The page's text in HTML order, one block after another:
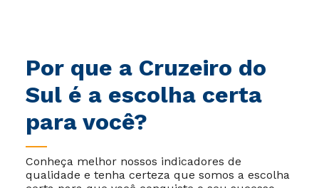
Por que a Cruzeiro do
Sul é a escolha certa
para você?
Conheça melhor nossos indicadores de
qualidade e tenha certeza que somos a escolha